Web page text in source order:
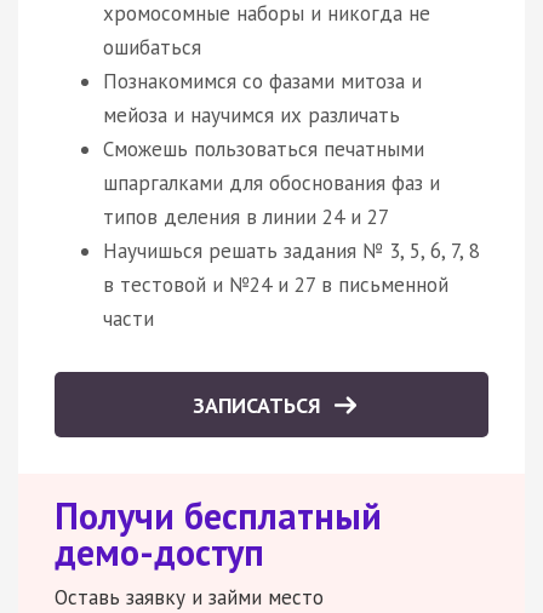
хромосомные наборы и никогда не
ошибаться
Познакомимся со фазами митоза и
мейоза и научимся их различать
Сможешь пользоваться печатными
шпаргалками для обоснования фаз и
типов деления в линии 24 и 27
Научишься решать задания № 3, 5, 6, 7, 8
в тестовой и №24 и 27 в письменной
части
ЗАПИСАТЬСЯ
Получи бесплатный
демо-доступ
Оставь заявку и займи место